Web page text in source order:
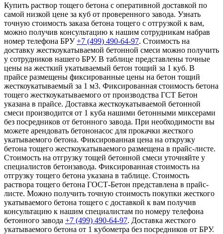
Купить раствор тощего бетона с оперативной доставкой по
самой низкой цене за куб от проверенного завода. Узнать
точную стоимость заказа бетона тощего с отгрузкой к вам,
можно получив консультацию к нашим сотрудникам набрав
номер телефона БРУ+7 (499) 490-64-97. Стоимость на
доставку жесткоукатываемой бетонной смеси можно получить
у сотрудников нашего БРУ. В таблице представлены точные
цены на жесткий укатываемый бетон тощий за 1 куб. В
прайсе размещены фиксированные цены на бетон тощий
жесткоукатываемый за 1 м3. Фиксированная стоимость бетона
тощего жесткоукатываемого от производства ГСТ Бетон
указана в прайсе. Доставка жесткоукатываемой бетонной
смеси производится от 1 куба нашими бетонными миксерами
без посредников от бетонного завода. При необходимости вы
можете арендовать бетононасос для прокачки жесткого
укатываемого бетона. Фиксированная цена на открузку
бетона тощего жесткоукатываемого размещена в прайс-листе.
Стоимость на отгрузку тощей бетонной смеси уточняйте у
специалистов бетонзавода. Фиксированная стоимость на
отгрузку тощего бетона указана в таблице. Стоимость
раствора тощего бетона ГОСТ-Бетон представлена в прайс-
листе. Можно получить точную стоимость покупки жесткого
укатываемого бетона тощего с доставкой к вам получив
консультацию к нашим специалистам по номеру телефона
бетонного завода +7 (499) 490-64-97. Доставка жесткого
укатываемого бетона от 1 кубометра без посредников от БРУ.